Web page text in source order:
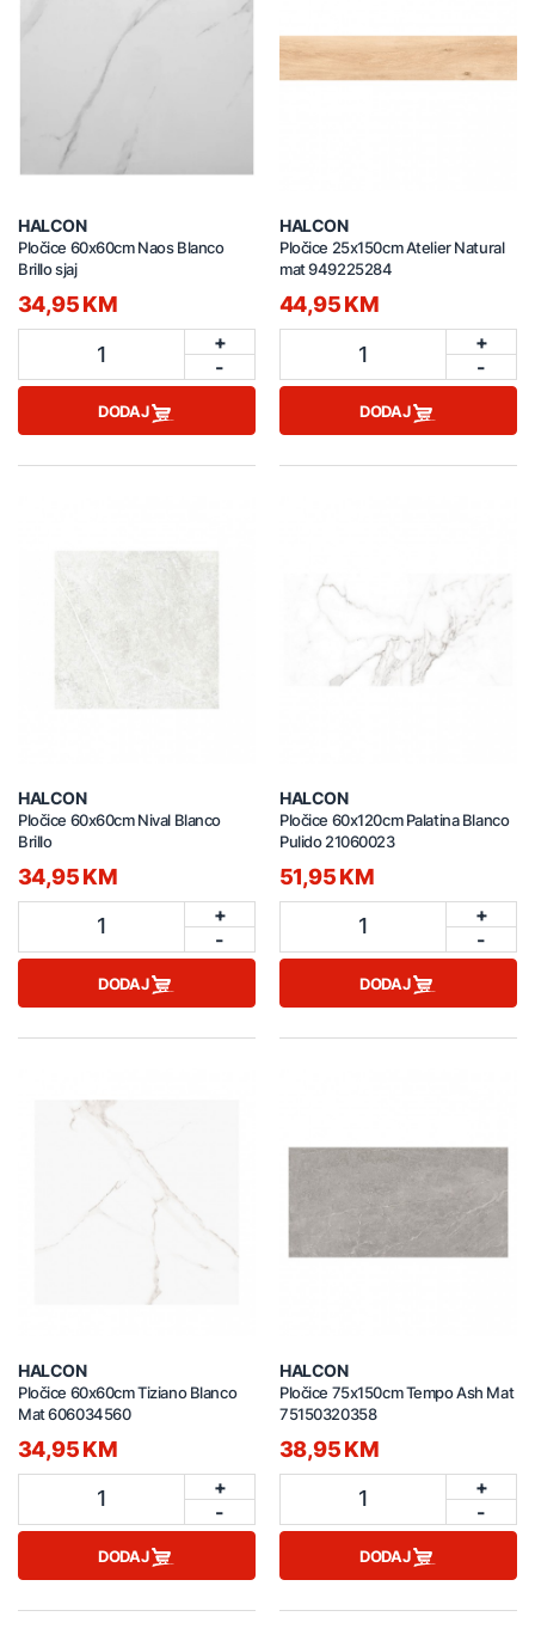
HALCON
Pločice 60x60cm Naos Blanco
Brillo sjaj
34,95 KM
1
+
-
DODAJ
HALCON
Pločice 25x150cm Atelier Natural
mat 949225284
44,95 KM
1
+
-
DODAJ
HALCON
Pločice 60x60cm Nival Blanco
Brillo
34,95 KM
1
+
-
DODAJ
HALCON
Pločice 60x120cm Palatina Blanco
Pulido 21060023
51,95 KM
1
+
-
DODAJ
HALCON
Pločice 60x60cm Tiziano Blanco
Mat 606034560
34,95 KM
1
+
-
DODAJ
HALCON
Pločice 75x150cm Tempo Ash Mat
75150320358
38,95 KM
1
+
-
DODAJ